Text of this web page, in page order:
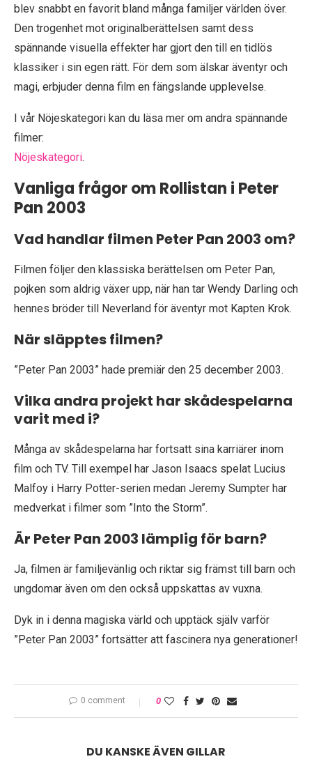
blev snabbt en favorit bland många familjer världen över.
Den trogenhet mot originalberättelsen samt dess
spännande visuella effekter har gjort den till en tidlös
klassiker i sin egen rätt. För dem som älskar äventyr och
magi, erbjuder denna film en fängslande upplevelse.
I vår Nöjeskategori kan du läsa mer om andra spännande
filmer:
Nöjeskategori.
Vanliga frågor om Rollistan i Peter
Pan 2003
Vad handlar filmen Peter Pan 2003 om?
Filmen följer den klassiska berättelsen om Peter Pan,
pojken som aldrig växer upp, när han tar Wendy Darling och
hennes bröder till Neverland för äventyr mot Kapten Krok.
När släpptes filmen?
”Peter Pan 2003” hade premiär den 25 december 2003.
Vilka andra projekt har skådespelarna
varit med i?
Många av skådespelarna har fortsatt sina karriärer inom
film och TV. Till exempel har Jason Isaacs spelat Lucius
Malfoy i Harry Potter-serien medan Jeremy Sumpter har
medverkat i filmer som ”Into the Storm”.
Är Peter Pan 2003 lämplig för barn?
Ja, filmen är familjevänlig och riktar sig främst till barn och
ungdomar även om den också uppskattas av vuxna.
Dyk in i denna magiska värld och upptäck själv varför
”Peter Pan 2003” fortsätter att fascinera nya generationer!
0 comment 0
DU KANSKE ÄVEN GILLAR